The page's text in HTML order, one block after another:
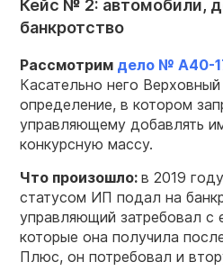
Кейс № 2: автомобили,
банкротство
Рассмотрим дело № А40-
Касательно него
определение, в котором
управляющему добавлять
конкурсную массу.
Что произошло: в 2019
статусом ИП подал на
управляющий затребовал с
которые она получила
Плюс, он потребовал и